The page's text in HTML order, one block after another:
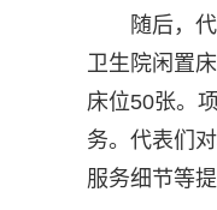
随后，
卫生院闲置
床位50张。
务。代表们
服务细节等提